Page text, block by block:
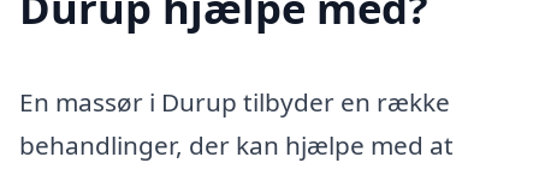
En massør i Durup tilbyder en række
behandlinger, der kan hjælpe med at